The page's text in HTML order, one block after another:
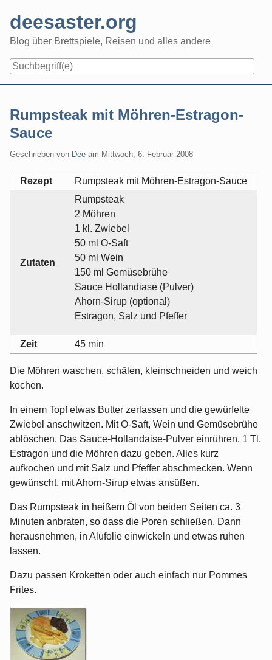
content
deesaster.org
Blog über Brettspiele, Reisen und alles andere
Rumpsteak mit Möhren-Estragon-
Sauce
Geschrieben von Dee am Mittwoch, 6. Februar 2008
Rezept Rumpsteak mit Möhren-Estragon-Sauce
Zutaten
Rumpsteak
2 Möhren
1 kl. Zwiebel
50 ml O-Saft
50 ml Wein
150 ml Gemüsebrühe
Sauce Hollandiase (Pulver)
Ahorn-Sirup (optional)
Estragon, Salz und Pfeffer
Zeit 45 min
Die Möhren waschen, schälen, kleinschneiden und weich
kochen.
In einem Topf etwas Butter zerlassen und die gewürfelte
Zwiebel anschwitzen. Mit O-Saft, Wein und Gemüsebrühe
ablöschen. Das Sauce-Hollandaise-Pulver einrühren, 1 Tl.
Estragon und die Möhren dazu geben. Alles kurz
aufkochen und mit Salz und Pfeffer abschmecken. Wenn
gewünscht, mit Ahorn-Sirup etwas ansüßen.
Das Rumpsteak in heißem Öl von beiden Seiten ca. 3
Minuten anbraten, so dass die Poren schließen. Dann
herausnehmen, in Alufolie einwickeln und etwas ruhen
lassen.
Dazu passen Kroketten oder auch einfach nur Pommes
Frites.